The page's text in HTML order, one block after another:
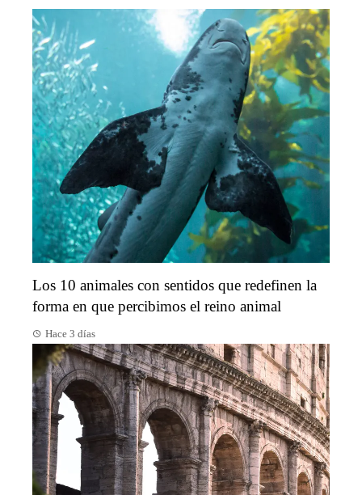
Los 10 animales con sentidos que redefinen la
forma en que percibimos el reino animal
Hace 3 días